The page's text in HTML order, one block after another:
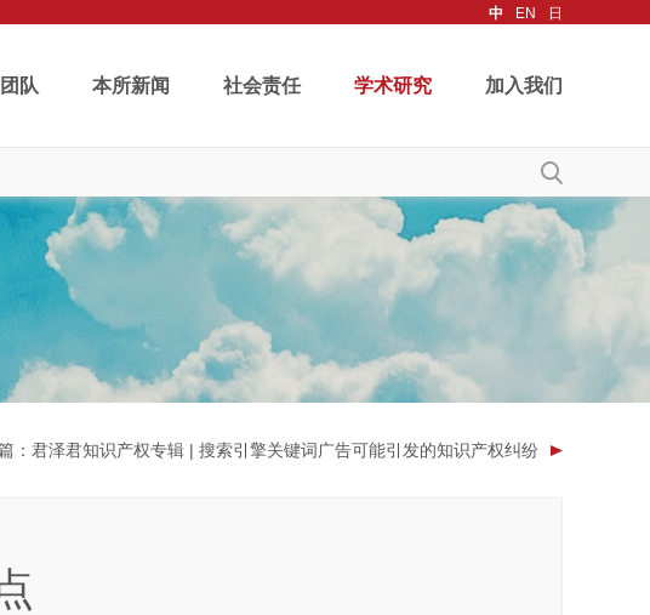
中 EN 日
队 本所新闻 社会责任 学术研究 加入我们
：君泽君知识产权专辑 | 搜索引擎关键词广告可能引发的知识产权纠纷